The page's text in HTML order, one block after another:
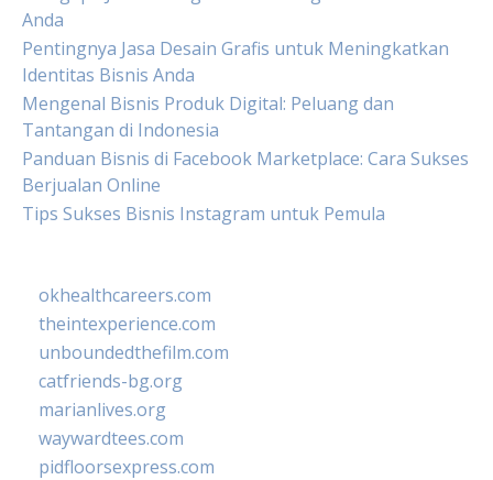
Anda
Pentingnya Jasa Desain Grafis untuk Meningkatkan
Identitas Bisnis Anda
Mengenal Bisnis Produk Digital: Peluang dan
Tantangan di Indonesia
Panduan Bisnis di Facebook Marketplace: Cara Sukses
Berjualan Online
Tips Sukses Bisnis Instagram untuk Pemula
okhealthcareers.com
theintexperience.com
unboundedthefilm.com
catfriends-bg.org
marianlives.org
waywardtees.com
pidfloorsexpress.com